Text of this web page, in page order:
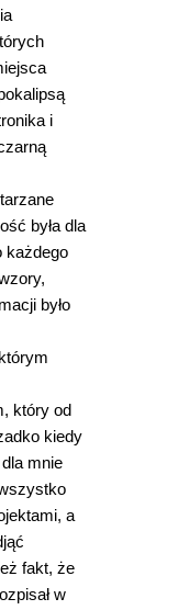
i
była dla
każdego
było
który od
kiedy
mnie
a
fakt, że
w